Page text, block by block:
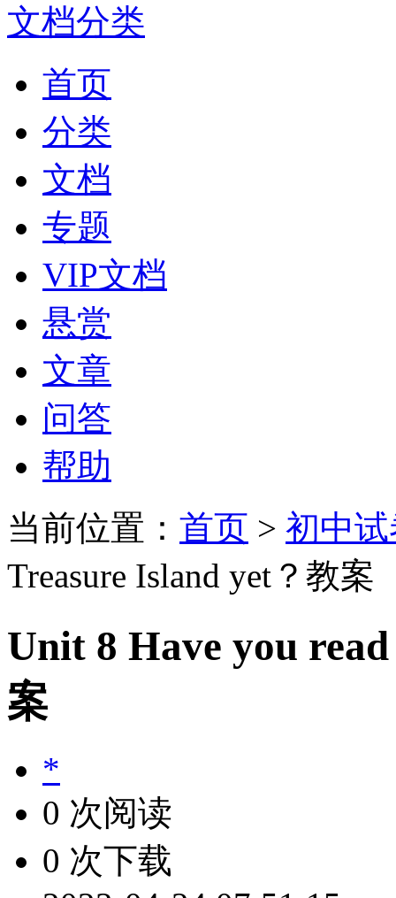
文档分类
首页
分类
文档
专题
VIP文档
悬赏
文章
问答
帮助
当前位置： 首页 > 初中
Treasure Island yet？教案
Unit 8 Have you
案
*
0 次阅读
0 次下载